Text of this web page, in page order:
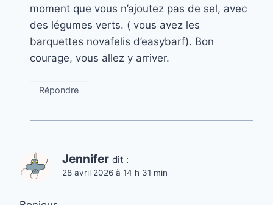
moment que vous n’ajoutez pas de sel, avec
des légumes verts. ( vous avez les
barquettes novafelis d’easybarf). Bon
courage, vous allez y arriver.
Répondre
Jennifer dit :
28 avril 2026 à 14 h 31 min